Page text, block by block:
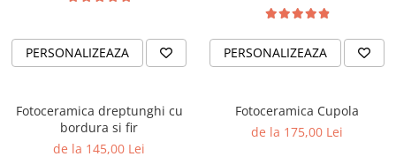
PERSONALIZEAZA PERSONALIZEAZA
Fotoceramica dreptunghi cu
bordura si fir
de la 145,00 Lei
Fotoceramica Cupola
de la 175,00 Lei